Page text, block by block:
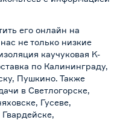
его онлайн на
не только низкие
каучуковая K-
по Калининграду,
Пушкино. Также
в Светлогорске,
Гусеве,